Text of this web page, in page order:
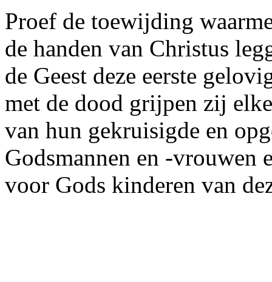
Proef de toewijding
de handen van Christus
de Geest deze eerste
met de dood grijpen zij
van hun gekruisigde en
Godsmannen en -vrouwen
voor Gods kinderen van